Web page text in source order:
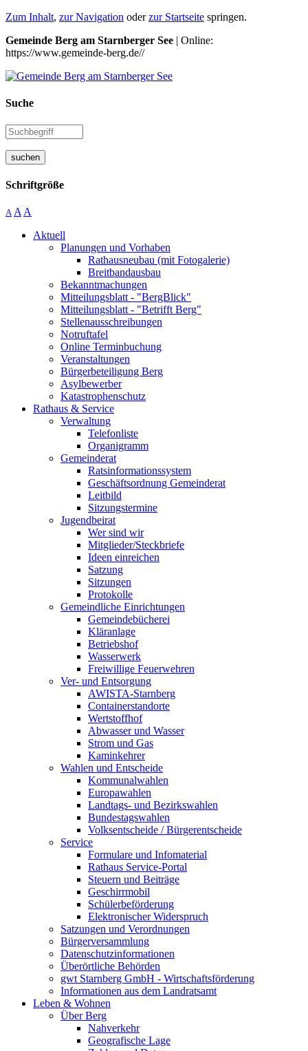
Zum Inhalt, zur Navigation oderzur Startseite springen.
Gemeinde Berg am Starnberger See | Online:
https://www.gemeinde-berg.de//
Suche
suchen
Schriftgröße
A A A
Aktuell
Planungen und Vorhaben
Rathausneubau (mit Fotogalerie)
Breitbandausbau
Bekanntmachungen
Mitteilungsblatt - "BergBlick"
Mitteilungsblatt - "Betrifft Berg"
Stellenausschreibungen
Notruftafel
Online Terminbuchung
Veranstaltungen
Bürgerbeteiligung Berg
Asylbewerber
Katastrophenschutz
Rathaus & Service
Verwaltung
Telefonliste
Organigramm
Gemeinderat
Ratsinformationssystem
Geschäftsordnung Gemeinderat
Leitbild
Sitzungstermine
Jugendbeirat
Wer sind wir
Mitglieder/Steckbriefe
Ideen einreichen
Satzung
Sitzungen
Protokolle
Gemeindliche Einrichtungen
Gemeindebücherei
Kläranlage
Betriebshof
Wasserwerk
Freiwillige Feuerwehren
Ver- und Entsorgung
AWISTA-Starnberg
Containerstandorte
Wertstoffhof
Abwasser und Wasser
Strom und Gas
Kaminkehrer
Wahlen und Entscheide
Kommunalwahlen
Europawahlen
Landtags- und Bezirkswahlen
Bundestagswahlen
Volksentscheide / Bürgerentscheide
Service
Formulare und Infomaterial
Rathaus Service-Portal
Steuern und Beiträge
Geschirrmobil
Schülerbeförderung
Elektronischer Widerspruch
Satzungen und Verordnungen
Bürgerversammlung
Datenschutzinformationen
Überörtliche Behörden
gwt Starnberg GmbH - Wirtschaftsförderung
Informationen aus dem Landratsamt
Leben & Wohnen
Über Berg
Nahverkehr
Geografische Lage